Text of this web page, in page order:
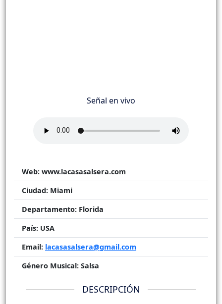
Señal en vivo
Web: www.lacasasalsera.com
Ciudad: Miami
Departamento: Florida
País: USA
Email: lacasasalsera@gmail.com
Género Musical: Salsa
DESCRIPCIÓN